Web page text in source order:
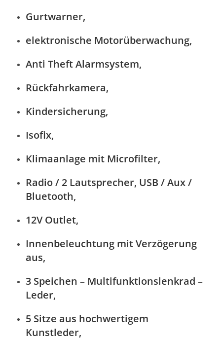
Gurtwarner,
elektronische Motorüberwachung,
Anti Theft Alarmsystem,
Rückfahrkamera,
Kindersicherung,
Isofix,
Klimaanlage mit Microfilter,
Radio / 2 Lautsprecher, USB / Aux /
Bluetooth,
12V Outlet,
Innenbeleuchtung mit Verzögerung
aus,
3 Speichen – Multifunktionslenkrad –
Leder,
5 Sitze aus hochwertigem
Kunstleder,